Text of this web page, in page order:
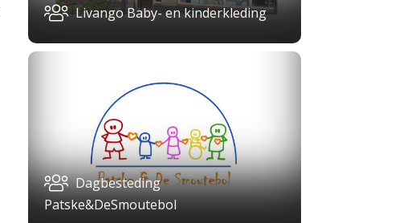
Livango Baby- en kinderkleding
Dagbesteding
Patske&DeSmoutebol